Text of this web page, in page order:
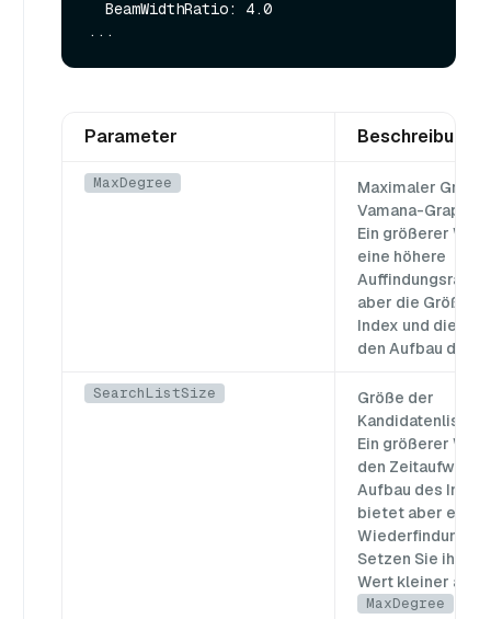
Parameter Beschreibung
MaxDegree
Maximaler Grad
Vamana-Graphen.
Ein größerer
eine höhere
Auffindungsrate,
aber die Größe
Index und die
den Aufbau des
SearchListSize
Größe der
Kandidatenliste.
Ein größerer
den Zeitaufwand
Aufbau des
bietet aber eine
Setzen Sie ihn
Wert kleiner als
MaxDegree